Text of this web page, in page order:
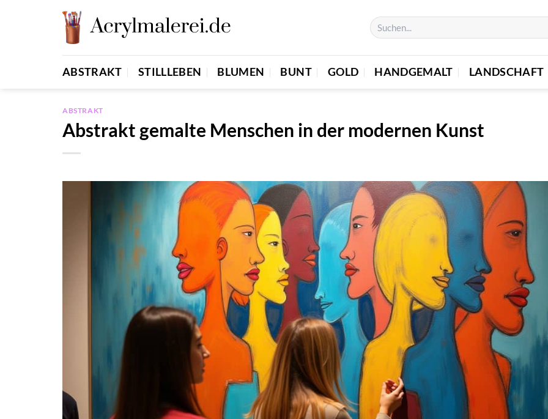
ABSTRAKT STILLLEBEN BLUMEN BUNT GOLD HANDGEMALT LANDSCHAFT
ABSTRAKT
Abstrakt gemalte Menschen in der modernen Kunst